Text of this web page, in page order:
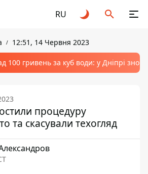
RU
12:51, 14 Червня 2023
100 гривень за куб води: у Дніпрі
процедуру
та скасували техогляд